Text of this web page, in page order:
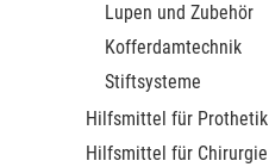
Lupen und Zubehör
Kofferdamtechnik
Stiftsysteme
Hilfsmittel für Prothetik
Hilfsmittel für Chirurgie